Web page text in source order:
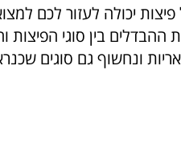
יכולה לעזור לכם
בין סוגי הפיצות
ונחשוף גם סוגים